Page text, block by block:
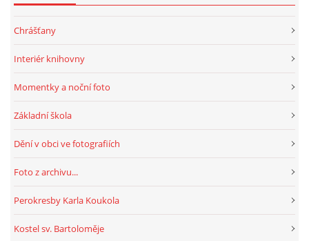
Chrášťany
Interiér knihovny
Momentky a noční foto
Základní škola
Dění v obci ve fotografiích
Foto z archivu...
Perokresby Karla Koukola
Kostel sv. Bartoloměje